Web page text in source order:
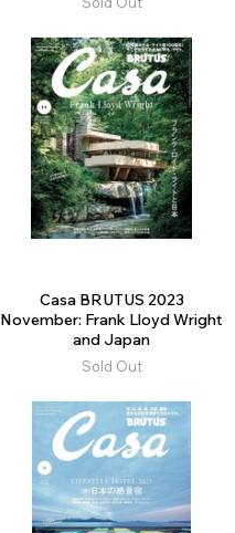
Casa BRUTUS 2023
November: Frank Lloyd Wright
and Japan
Sold Out